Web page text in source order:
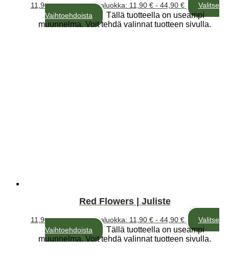
11,90€ – 44,90€Hintaluokka: 11,90 € - 44,90 €
Valitse
Vaihtoehdoista
Tällä tuotteella on useampi
muunnelma. Voit tehdä valinnat tuotteen sivulla.
Red Flowers | Juliste
11,90€ – 44,90€Hintaluokka: 11,90 € - 44,90 €
Valitse
Vaihtoehdoista
Tällä tuotteella on useampi
muunnelma. Voit tehdä valinnat tuotteen sivulla.